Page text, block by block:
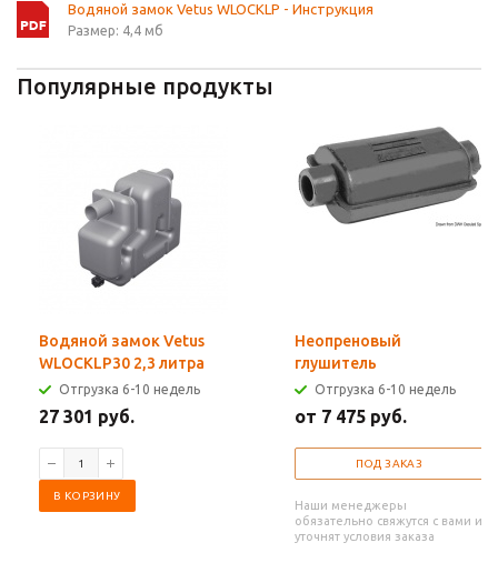
Водяной замок Vetus WLOCKLP - Инструкция
Размер: 4,4 мб
Популярные продукты
Водяной замок Vetus
WLOCKLP30 2,3 литра
Отгрузка 6-10 недель
27 301 руб.
В КОРЗИНУ
Неопреновый
глушитель
Отгрузка 6-10 недель
от 7 475 руб.
ПОД ЗАКАЗ
Наши менеджеры
обязательно свяжутся с вами и
уточнят условия заказа